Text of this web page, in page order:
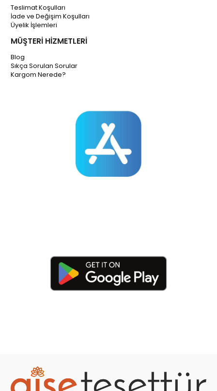
Teslimat Koşulları
İade ve Değişim Koşulları
Üyelik İşlemleri
MÜŞTERİ HİZMETLERİ
Blog
Sıkça Sorulan Sorular
Kargom Nerede?